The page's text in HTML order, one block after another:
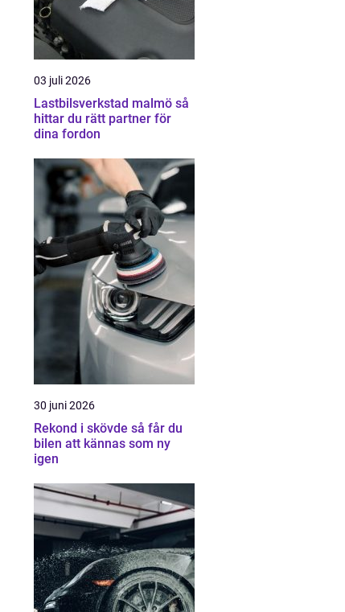
03 juli 2026
Lastbilsverkstad malmö så
hittar du rätt partner för
dina fordon
30 juni 2026
Rekond i skövde så får du
bilen att kännas som ny
igen